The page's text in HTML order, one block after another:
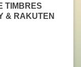
TIMBRES
& RAKUTEN